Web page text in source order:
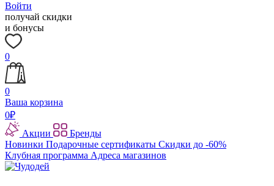
Войти
получай скидки
и бонусы
0
0
Ваша корзина
0₽
Акции
Бренды
Новинки Подарочные сертификаты Скидки до -60%
Клубная программа Адреса магазинов